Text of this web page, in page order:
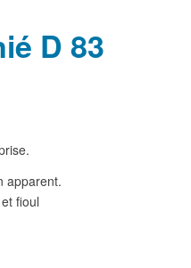
D 83
apparent.
fioul